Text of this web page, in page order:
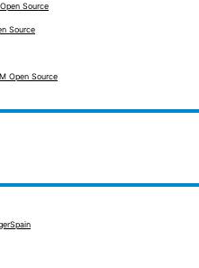
Source
Source
Open Source